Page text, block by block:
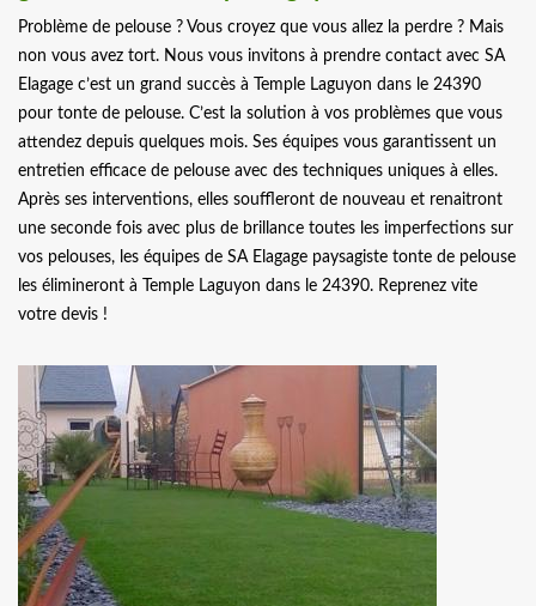
Problème de pelouse ? Vous croyez que vous allez la perdre ? Mais
non vous avez tort. Nous vous invitons à prendre contact avec SA
Elagage c’est un grand succès à Temple Laguyon dans le 24390
pour tonte de pelouse. C’est la solution à vos problèmes que vous
attendez depuis quelques mois. Ses équipes vous garantissent un
entretien efficace de pelouse avec des techniques uniques à elles.
Après ses interventions, elles souffleront de nouveau et renaitront
une seconde fois avec plus de brillance toutes les imperfections sur
vos pelouses, les équipes de SA Elagage paysagiste tonte de pelouse
les élimineront à Temple Laguyon dans le 24390. Reprenez vite
votre devis !